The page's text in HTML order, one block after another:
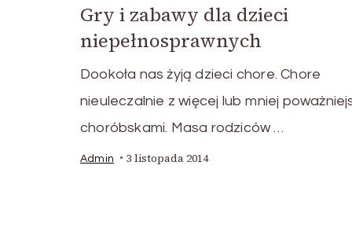
Gry i zabawy dla dzieci
niepełnosprawnych
Dookoła nas żyją dzieci chore. Chore
nieuleczalnie z więcej lub mniej
choróbskami. Masa rodziców …
Admin 3 listopada 2014